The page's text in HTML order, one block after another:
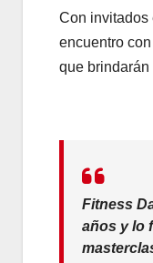
Con invitados
encuentro
que brindarán
Fitness
años y lo